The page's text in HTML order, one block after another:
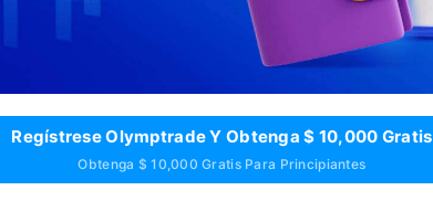
Regístrese Olymptrade Y Obtenga $ 10,000 Gratis
Obtenga $ 10,000 Gratis Para Principiantes